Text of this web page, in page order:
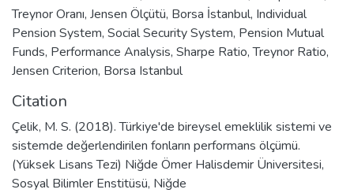
Treynor Oranı, Jensen Ölçütü, Borsa İstanbul, Individual
Pension System, Social Security System, Pension Mutual
Funds, Performance Analysis, Sharpe Ratio,Treynor Ratio,
Jensen Criterion, Borsa Istanbul
Citation
Çelik, M. S. (2018). Türkiye'de bireysel emeklilik sistemi ve
sistemde değerlendirilen fonların performans ölçümü.
(Yüksek Lisans Tezi) Niğde Ömer Halisdemir Üniversitesi,
Sosyal Bilimler Enstitüsü, Niğde